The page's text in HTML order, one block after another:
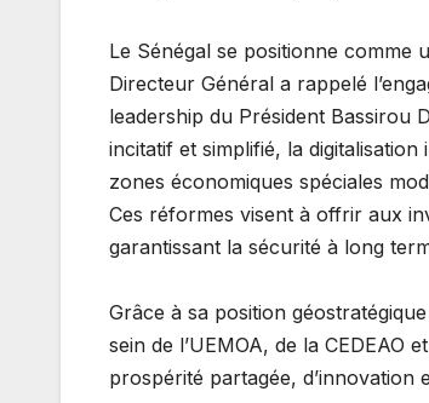
​Le Sénégal se positionne comme
Directeur Général a rappelé
leadership du Président Bassirou
incitatif et simplifié, la
zones économiques spéciales
​Ces réformes visent à offrir aux
garantissant la sécurité à long
​Grâce à sa position
sein de l’UEMOA, de la CEDEAO
prospérité partagée, d’innovation